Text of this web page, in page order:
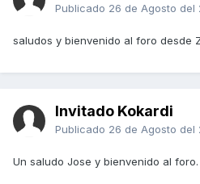
Publicado 26 de Agosto del
saludos y bienvenido al foro desde
Invitado Kokardi
Publicado 26 de Agosto del
Un saludo Jose y bienvenido al foro.